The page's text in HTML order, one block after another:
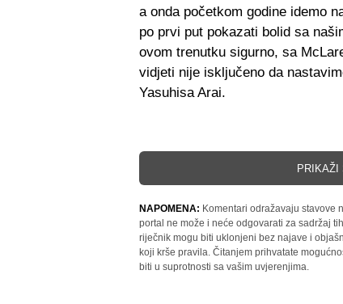
a onda početkom godine idemo
po prvi put pokazati bolid sa
ovom trenutku sigurno, sa
vidjeti nije isključeno da
Yasuhisa Arai.
PRIKAŽI
NAPOMENA: Komentari odražavaju stavove
portal ne može i neće odgovarati za sadržaj
riječnik mogu biti uklonjeni bez najave i
koji krše pravila. Čitanjem prihvatate
biti u suprotnosti sa vašim uvjerenjima.